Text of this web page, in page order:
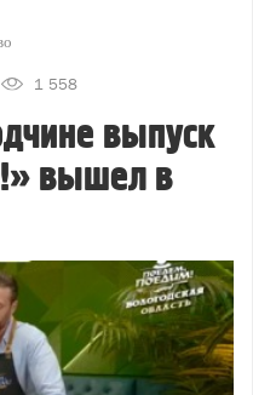
1 558
выпуск
вышел в